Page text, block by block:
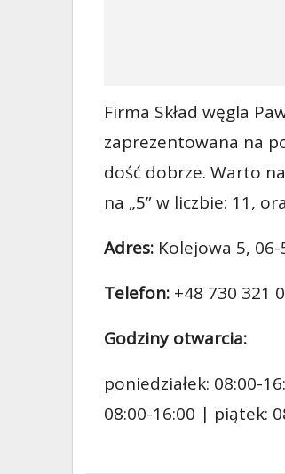
Firma Skład węgla
zaprezentowana na
dość dobrze. Warto
na „5” w liczbie: 11,
Adres: Kolejowa 5, 06-
Telefon: +48 730 321
Godziny otwarcia:
poniedziałek: 08:00-
08:00-16:00 | piątek: